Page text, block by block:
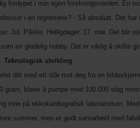
fordypet i min egen forskningsverden. En
i en tegneserie? - Så absolutt. Det
Jul. Påske. Helligdager. 17. mai. Det blir
en gledelig hobby. Det er viktig å skifte
Teknologisk utvikling
ditt med ett slår mot deg fra en
gram, klarer å pumpe med 100.000 slag
inne på ekkokardiografisk laboratorium.
summer, men et godt samarbeid med